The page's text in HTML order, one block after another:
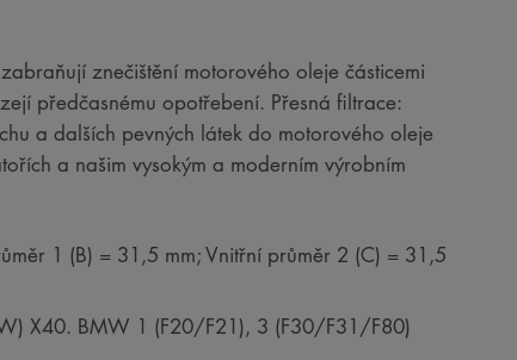
znečištění motorového oleje částicemi
předčasnému opotřebení. Přesná filtrace:
a dalších pevných látek do motorového oleje
a našim vysokým a moderním výrobním
1 (B) = 31,5 mm; Vnitřní průměr 2 (C) = 31,5
X40. BMW 1 (F20/F21), 3 (F30/F31/F80)